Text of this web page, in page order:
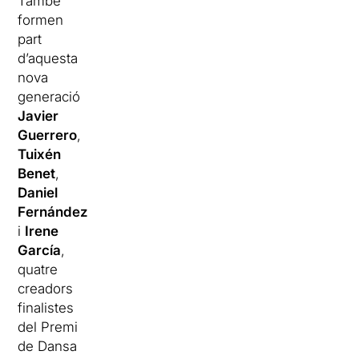
formen
part
d’aquesta
nova
generació
Javier
Guerrero,
Tuixén
Benet,
Daniel
Fernández
i Irene
García,
quatre
creadors
finalistes
del Premi
de Dansa